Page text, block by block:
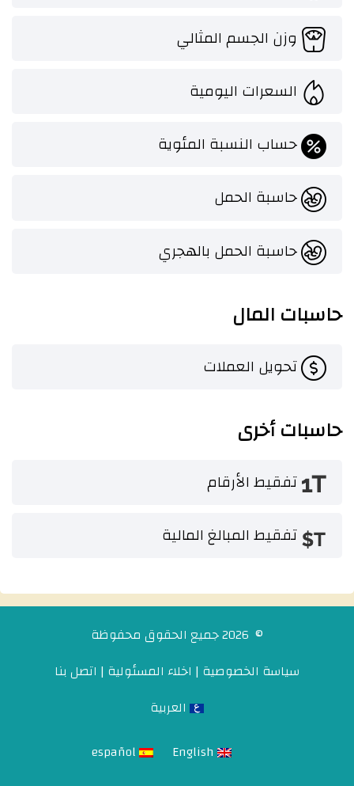
وزن الجسم المثالي
السعرات اليومية
حساب النسبة المئوية
حاسبة الحمل
حاسبة الحمل بالهجري
حاسبات المال
تحويل العملات
حاسبات أخرى
تفقيط الأرقام
تفقيط المبالغ المالية
© 2026 جميع الحقوق محفوظة
سياسة الخصوصية | اخلاء المسئولية | اتصل بنا
العربية